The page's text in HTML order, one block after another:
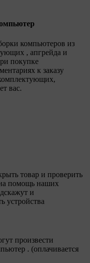
компьютеров из
, апгрейда и
покупке
к заказу
вас.
товар и проверить
помощь наших
и
устройства
произвести
. (оплачивается